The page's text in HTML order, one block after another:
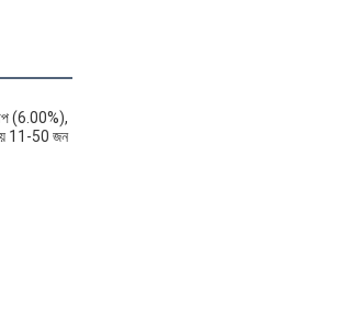
(6.00%),
11-50 জন